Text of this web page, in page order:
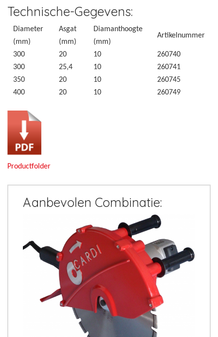
Technische-Gegevens:
Diameter
(mm)
Asgat
(mm)
Diamanthoogte
(mm)
Artikelnummer
300 20 10
260740
300
25,4 10
260741
350
20 10
260745
400
20 10 260749
Productfolder
Aanbevolen Combinatie: